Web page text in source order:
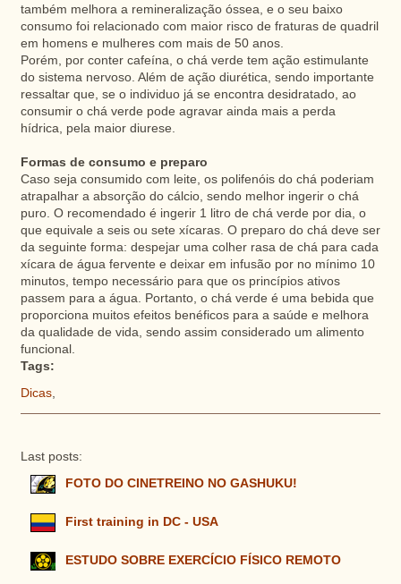
também melhora a remineralização óssea, e o seu baixo
consumo foi relacionado com maior risco de fraturas de quadril
em homens e mulheres com mais de 50 anos.
Porém, por conter cafeína, o chá verde tem ação estimulante
do sistema nervoso. Além de ação diurética, sendo importante
ressaltar que, se o individuo já se encontra desidratado, ao
consumir o chá verde pode agravar ainda mais a perda
hídrica, pela maior diurese.
Formas de consumo e preparo
Caso seja consumido com leite, os polifenóis do chá poderiam
atrapalhar a absorção do cálcio, sendo melhor ingerir o chá
puro. O recomendado é ingerir 1 litro de chá verde por dia, o
que equivale a seis ou sete xícaras. O preparo do chá deve ser
da seguinte forma: despejar uma colher rasa de chá para cada
xícara de água fervente e deixar em infusão por no mínimo 10
minutos, tempo necessário para que os princípios ativos
passem para a água. Portanto, o chá verde é uma bebida que
proporciona muitos efeitos benéficos para a saúde e melhora
da qualidade de vida, sendo assim considerado um alimento
funcional.
Tags:
Dicas,
Last posts:
FOTO DO CINETREINO NO GASHUKU!
First training in DC - USA
ESTUDO SOBRE EXERCÍCIO FÍSICO REMOTO